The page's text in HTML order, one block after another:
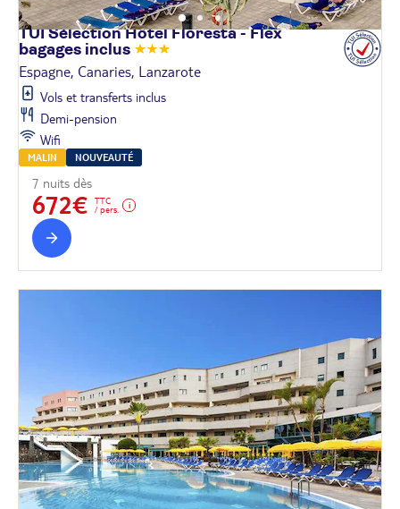
TUI Sélection Hôtel Floresta - Flex
bagages inclus
Espagne, Canaries, Lanzarote
Vols et transferts inclus
Demi-pension
Wifi
MALIN NOUVEAUTÉ
7 nuits dès
672€
TTC
/ pers.